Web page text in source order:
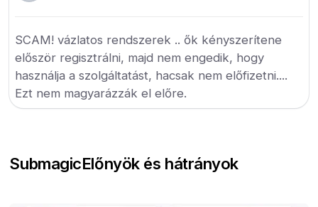
SCAM! vázlatos rendszerek .. ők kényszerítene
először regisztrálni, majd nem engedik, hogy
használja a szolgáltatást, hacsak nem előfizetni....
Ezt nem magyarázzák el előre.
SubmagicElőnyök és hátrányok